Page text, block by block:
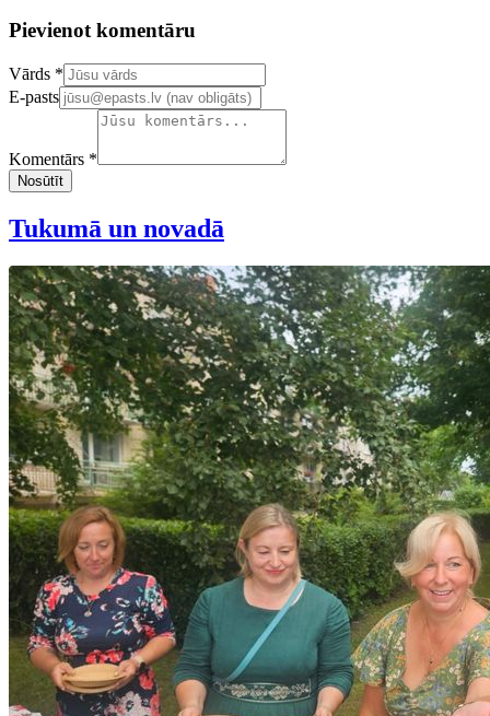
Pievienot komentāru
Confirm your email address
Vārds *
E-pasts
Komentārs *
Nosūtīt
Tukumā un novadā